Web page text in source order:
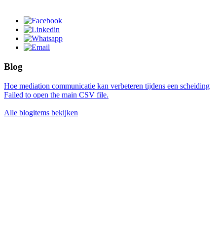
Blog
Hoe mediation communicatie kan verbeteren tijdens een scheiding
Failed to open the main CSV file.
Alle blogitems bekijken